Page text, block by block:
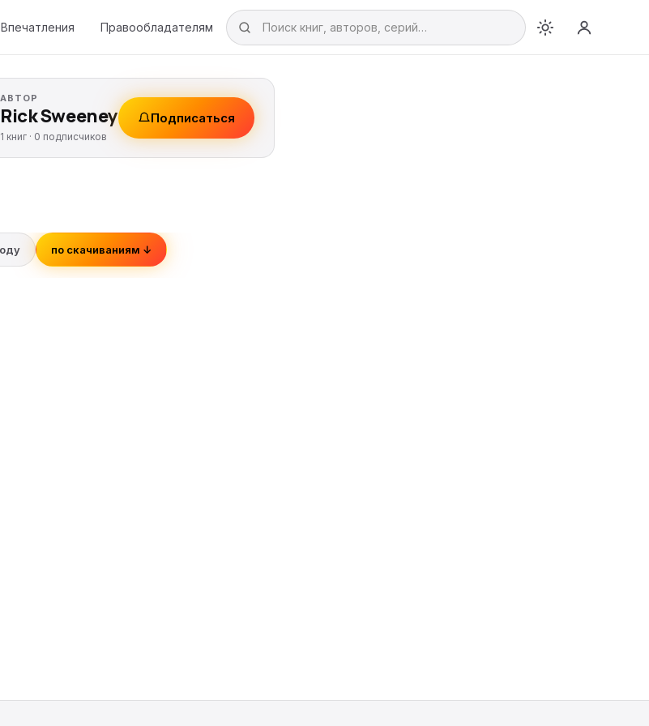
Впечатления Правообладателям
АВТОР
Rick Sweeney
1 книг · 0 подписчиков
Подписаться
по скачиваниям ↓